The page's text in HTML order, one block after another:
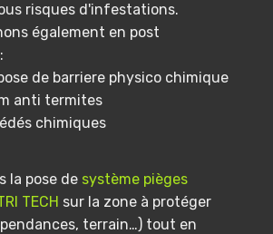
risques d'infestations.
également en post
de barriere physico chimique
anti termites
chimiques
la pose de système pièges
TECH sur la zone à protéger
terrain…) tout en